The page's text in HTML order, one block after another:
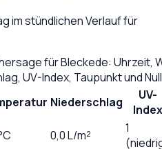
im stündlichen Verlauf für
fürBleckede: Uhrzeit,
UV-Index, Taupunkt und
Niederschlag
UV-
Index
0,0L/m²
1